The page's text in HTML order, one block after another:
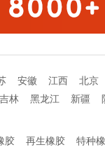
安徽 江西 北京
吉林 黑龙江 新疆
胶 再生橡胶 特种